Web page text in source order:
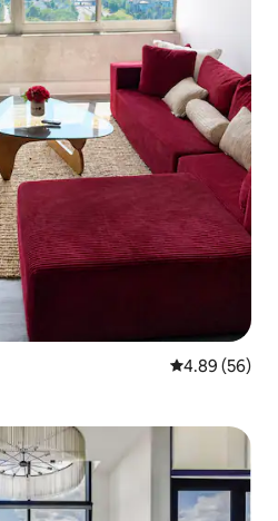
Meánrátáil
4.89 (56)